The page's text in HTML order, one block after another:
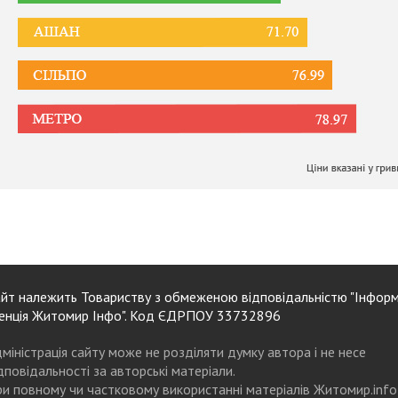
належить Товариству з обмеженою відповідальністю
Житомир Інфо". Код ЄДРПОУ 33732896
сайту може не розділяти думку автора і не несе
за авторські матеріали.
повному чи частковому використанні матеріалів Житомир.info